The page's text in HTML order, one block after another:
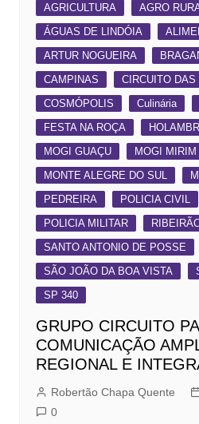
AGRICULTURA
AGRO
ÁGUAS DE LINDÓIA
ARTUR NOGUEIRA
CAMPINAS
CIRCUITO
COSMÓPOLIS
Culinária
FESTA NA ROÇA
MOGI GUAÇU
MOGI MIRIM
MONTE ALEGRE DO SUL
PEDREIRA
POLICIA CIVIL
POLICIA MILITAR
SANTO ANTONIO DE POSSE
SÃO JOÃO DA BOA VISTA
SP 340
GRUPO CIRCUITO
COMUNICAÇÃO
REGIONAL E
Robertão Chapa Quente
0